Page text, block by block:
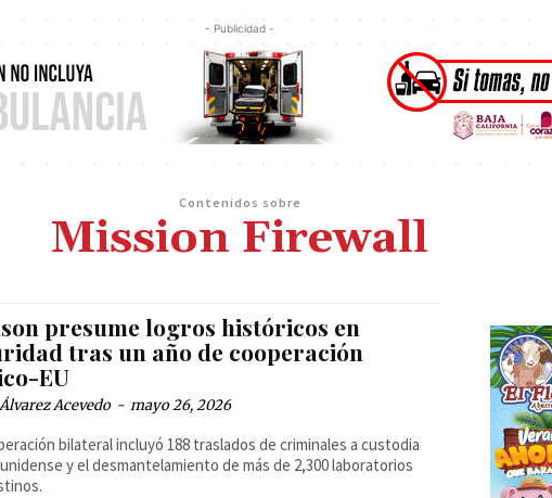
- Publicidad -
Contenidos sobre
Mission Firewall
presume logros históricos en
tras un año de cooperación
EU
Acevedo - mayo 26, 2026
bilateral incluyó 188 traslados de criminales a custodia
y el desmantelamiento de más de 2,300 laboratorios